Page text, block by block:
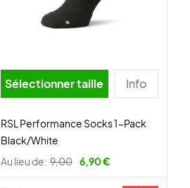
Sélectionner taille Info
RSL Performance Socks 1-Pack
Black/White
Au lieu de: 9,00 6,90 €